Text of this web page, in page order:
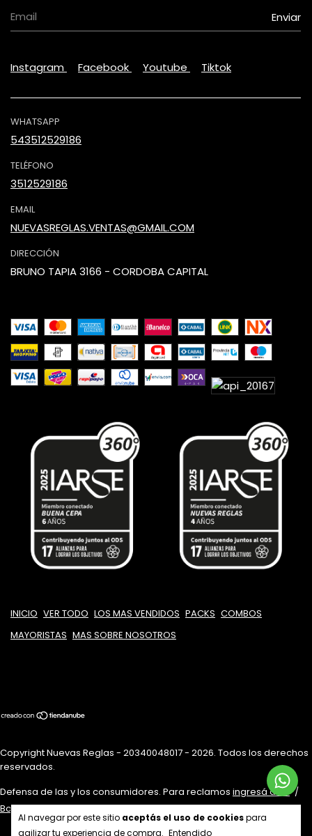
Al navegar por este sitio aceptás el uso de cookiespara
agilizar tu experiencia de compra. Entendido
Instagram Facebook Youtube Tiktok
WHATSAPP
543512529186
TELÉFONO
3512529186
EMAIL
NUEVASREGLAS.VENTAS@GMAIL.COM
DIRECCIÓN
BRUNO TAPIA 3166 - CORDOBA CAPITAL
INICIO VER TODO LOS MAS VENDIDOS PACKS COMBOS
MAYORISTAS MAS SOBRE NOSOTROS
Copyright Nuevas Reglas - 20340048017 - 2026. Todos los derechos
reservados.
Defensa de las y los consumidores. Para reclamos ingresá acá. /
Botón de arrepentimiento